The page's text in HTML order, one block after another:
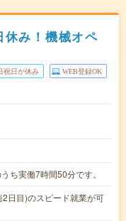
み！機械オペ
祝日が休み WEB登録OK
ち実働7時間50分です。
日目)のスピード就業が可